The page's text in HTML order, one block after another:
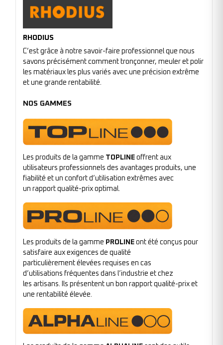
RHODIUS
C’est grâce à notre savoir-faire professionnel que nous
savons précisément comment tronçonner, meuler et polir
les matériaux les plus variés avec une précision extrême
et une grande rentabilité.
NOS GAMMES
Les produits de la gamme TOPLINE offrent aux
utilisateurs professionnels des avantages produits, une
fiabilité et un confort d’utilisation extrêmes avec
un rapport qualité-prix optimal.
Les produits de la gamme PROLINE ont été conçus pour
satisfaire aux exigences de qualité
particulièrement élevées requises en cas
d’utilisations fréquentes dans l’industrie et chez
les artisans. Ils présentent un bon rapport qualité-prix et
une rentabilité élevée.